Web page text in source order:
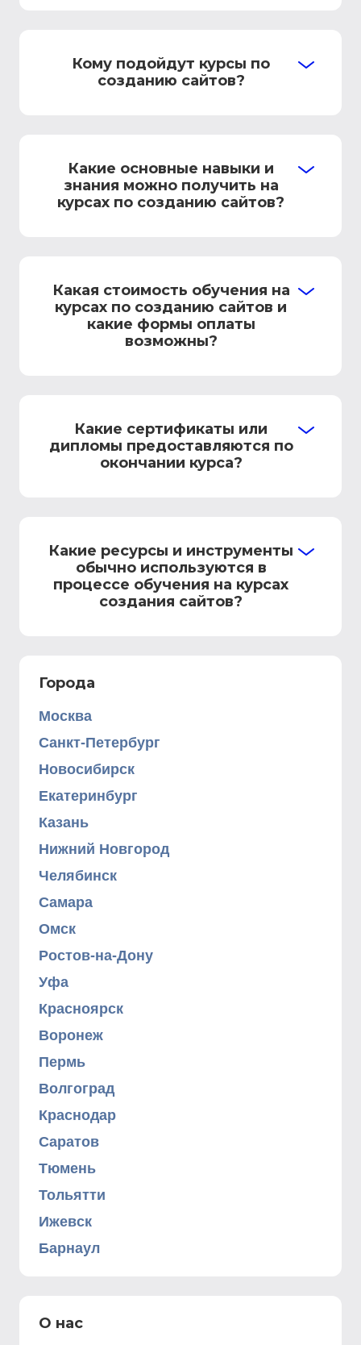
Кому подойдут курсы по
созданию сайтов?
Какие основные навыки и
знания можно получить на
курсах по созданию сайтов?
Какая стоимость обучения на
курсах по созданию сайтов и
какие формы оплаты
возможны?
Какие сертификаты или
дипломы предоставляются по
окончании курса?
Какие ресурсы и инструменты
обычно используются в
процессе обучения на курсах
создания сайтов?
Города
Москва
Санкт-Петербург
Новосибирск
Екатеринбург
Казань
Нижний Новгород
Челябинск
Самара
Омск
Ростов-на-Дону
Уфа
Красноярск
Воронеж
Пермь
Волгоград
Краснодар
Саратов
Тюмень
Тольятти
Ижевск
Барнаул
О нас